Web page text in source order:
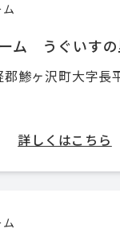
ム うぐいすの
鯵ヶ沢町大字長
詳しくはこちら